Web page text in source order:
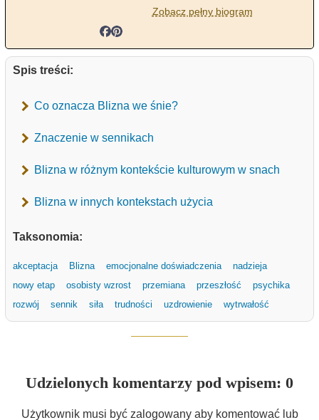
Zobacz pełny biogram
Spis treści:
Co oznacza Blizna we śnie?
Znaczenie w sennikach
Blizna w różnym kontekście kulturowym w snach
Blizna w innych kontekstach użycia
Taksonomia:
akceptacja Blizna emocjonalne doświadczenia
nadzieja
nowy etap
osobisty wzrost przemiana przeszłość
psychika
rozwój
sennik siła trudności uzdrowienie wytrwałość
Udzielonych komentarzy pod wpisem: 0
Użytkownik musi być zalogowany aby komentować lub